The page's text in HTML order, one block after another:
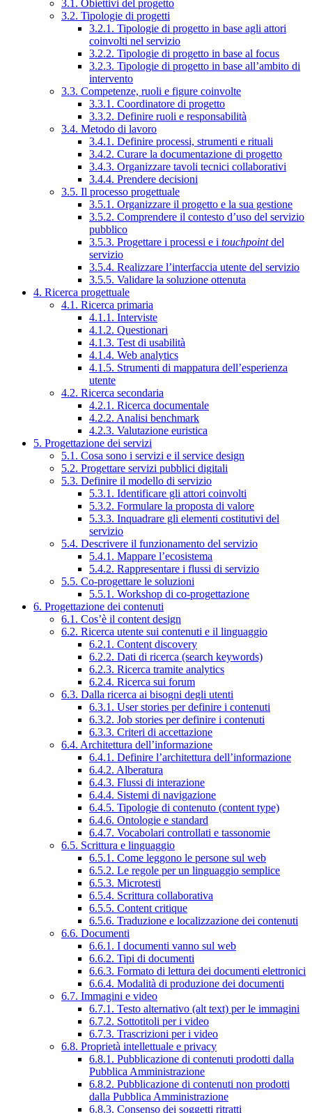
3.1. Obiettivi del progetto
3.2. Tipologie di progetti
3.2.1. Tipologie di progetto in base agli attori
coinvolti nel servizio
3.2.2. Tipologie di progetto in base al focus
3.2.3. Tipologie di progetto in base all’ambito di
intervento
3.3. Competenze, ruoli e figure coinvolte
3.3.1. Coordinatore di progetto
3.3.2. Definire ruoli e responsabilità
3.4. Metodo di lavoro
3.4.1. Definire processi, strumenti e rituali
3.4.2. Curare la documentazione di progetto
3.4.3. Organizzare tavoli tecnici collaborativi
3.4.4. Prendere decisioni
3.5. Il processo progettuale
3.5.1. Organizzare il progetto e la sua gestione
3.5.2. Comprendere il contesto d’uso del servizio
pubblico
3.5.3. Progettare i processi e i touchpointdel
servizio
3.5.4. Realizzare l’interfaccia utente del servizio
3.5.5. Validare la soluzione ottenuta
4. Ricerca progettuale
4.1. Ricerca primaria
4.1.1. Interviste
4.1.2. Questionari
4.1.3. Test di usabilità
4.1.4. Web analytics
4.1.5. Strumenti di mappatura dell’esperienza
utente
4.2. Ricerca secondaria
4.2.1. Ricerca documentale
4.2.2. Analisi benchmark
4.2.3. Valutazione euristica
5. Progettazione dei servizi
5.1. Cosa sono i servizi e il service design
5.2. Progettare servizi pubblici digitali
5.3. Definire il modello di servizio
5.3.1. Identificare gli attori coinvolti
5.3.2. Formulare la proposta di valore
5.3.3. Inquadrare gli elementi costitutivi del
servizio
5.4. Descrivere il funzionamento del servizio
5.4.1. Mappare l’ecosistema
5.4.2. Rappresentare i flussi di servizio
5.5. Co-progettare le soluzioni
5.5.1. Workshop di co-progettazione
6. Progettazione dei contenuti
6.1. Cos’è il content design
6.2. Ricerca utente sui contenuti e il linguaggio
6.2.1. Content discovery
6.2.2. Dati di ricerca (search keywords)
6.2.3. Ricerca tramite analytics
6.2.4. Ricerca sui forum
6.3. Dalla ricerca ai bisogni degli utenti
6.3.1. User stories per definire i contenuti
6.3.2. Job stories per definire i contenuti
6.3.3. Criteri di accettazione
6.4. Architettura dell’informazione
6.4.1. Definire l’architettura dell’informazione
6.4.2. Alberatura
6.4.3. Flussi di interazione
6.4.4. Sistemi di navigazione
6.4.5. Tipologie di contenuto (content type)
6.4.6. Ontologie e standard
6.4.7. Vocabolari controllati e tassonomie
6.5. Scrittura e linguaggio
6.5.1. Come leggono le persone sul web
6.5.2. Le regole per un linguaggio semplice
6.5.3. Microtesti
6.5.4. Scrittura collaborativa
6.5.5. Content critique
6.5.6. Traduzione e localizzazione dei contenuti
6.6. Documenti
6.6.1. I documenti vanno sul web
6.6.2. Tipi di documenti
6.6.3. Formato di lettura dei documenti elettronici
6.6.4. Modalità di produzione dei documenti
6.7. Immagini e video
6.7.1. Testo alternativo (alt text) per le immagini
6.7.2. Sottotitoli per i video
6.7.3. Trascrizioni per i video
6.8. Proprietà intellettuale e privacy
6.8.1. Pubblicazione di contenuti prodotti dalla
Pubblica Amministrazione
6.8.2. Pubblicazione di contenuti non prodotti
dalla Pubblica Amministrazione
6.8.3. Consenso dei soggetti ritratti